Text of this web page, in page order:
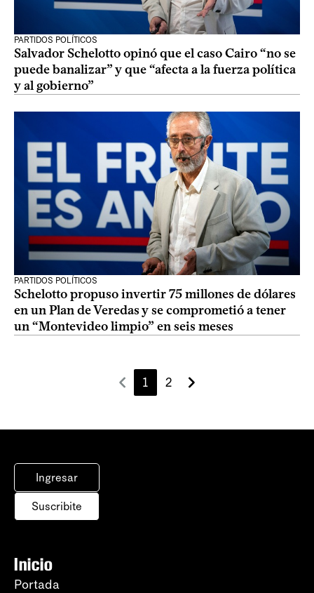
PARTIDOS POLÍTICOS
Salvador Schelotto opinó que el caso Cairo “no se
puede banalizar” y que “afecta a la fuerza política
y al gobierno”
PARTIDOS POLÍTICOS
Schelotto propuso invertir 75 millones de dólares
en un Plan de Veredas y se comprometió a tener
un “Montevideo limpio” en seis meses
1 2
Ingresar
Suscribite
Inicio
Portada